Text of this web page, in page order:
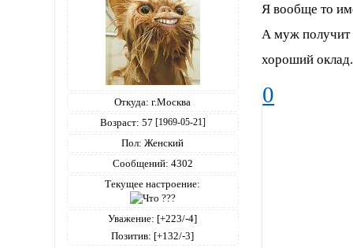
Откуда: г.Москва
Возраст: 57 [1969-05-21]
Пол: Женский
Сообщений: 4302
Текущее настроение:
Уважение: [+223/-4]
Позитив: [+132/-3]
Я вообще то
А муж получит
хороший
0